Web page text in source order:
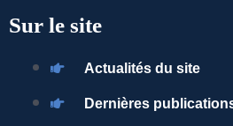
Sur le site
Actualités du site
Dernières